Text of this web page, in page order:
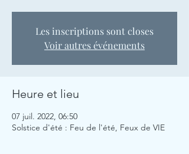
Les inscriptions sont closes
Voir autres événements
Heure et lieu
07 juil. 2022, 06:50
Solstice d'été : Feu de l'été, Feux de VIE